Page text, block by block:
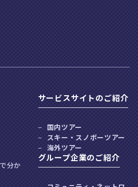
分か
サービスサイトのご紹介
国内ツアー
スキー・スノボーツアー
海外ツアー
グループ企業のご紹介